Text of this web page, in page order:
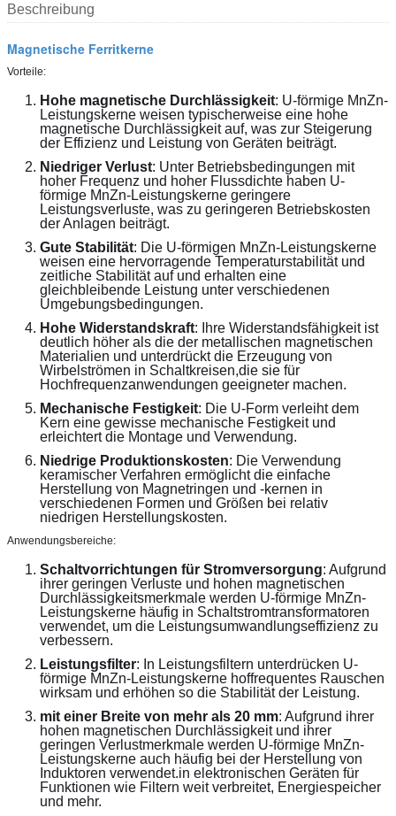
Beschreibung
Magnetische Ferritkerne
Vorteile:
Hohe magnetische Durchlässigkeit: U-förmige MnZn-
Leistungskerne weisen typischerweise eine hohe
magnetische Durchlässigkeit auf, was zur Steigerung
der Effizienz und Leistung von Geräten beiträgt.
Niedriger Verlust: Unter Betriebsbedingungen mit
hoher Frequenz und hoher Flussdichte haben U-
förmige MnZn-Leistungskerne geringere
Leistungsverluste, was zu geringeren Betriebskosten
der Anlagen beiträgt.
Gute Stabilität: Die U-förmigen MnZn-Leistungskerne
weisen eine hervorragende Temperaturstabilität und
zeitliche Stabilität auf und erhalten eine
gleichbleibende Leistung unter verschiedenen
Umgebungsbedingungen.
Hohe Widerstandskraft: Ihre Widerstandsfähigkeit ist
deutlich höher als die der metallischen magnetischen
Materialien und unterdrückt die Erzeugung von
Wirbelströmen in Schaltkreisen,die sie für
Hochfrequenzanwendungen geeigneter machen.
Mechanische Festigkeit: Die U-Form verleiht dem
Kern eine gewisse mechanische Festigkeit und
erleichtert die Montage und Verwendung.
Niedrige Produktionskosten: Die Verwendung
keramischer Verfahren ermöglicht die einfache
Herstellung von Magnetringen und -kernen in
verschiedenen Formen und Größen bei relativ
niedrigen Herstellungskosten.
Anwendungsbereiche:
Schaltvorrichtungen für Stromversorgung: Aufgrund
ihrer geringen Verluste und hohen magnetischen
Durchlässigkeitsmerkmale werden U-förmige MnZn-
Leistungskerne häufig in Schaltstromtransformatoren
verwendet, um die Leistungsumwandlungseffizienz zu
verbessern.
Leistungsfilter: In Leistungsfiltern unterdrücken U-
förmige MnZn-Leistungskerne hoffrequentes Rauschen
wirksam und erhöhen so die Stabilität der Leistung.
mit einer Breite von mehr als 20 mm: Aufgrund ihrer
hohen magnetischen Durchlässigkeit und ihrer
geringen Verlustmerkmale werden U-förmige MnZn-
Leistungskerne auch häufig bei der Herstellung von
Induktoren verwendet.in elektronischen Geräten für
Funktionen wie Filtern weit verbreitet, Energiespeicher
und mehr.